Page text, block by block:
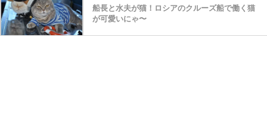
船長と水夫が猫！ロシアのクルーズ船で働く猫
が可愛いにゃ〜